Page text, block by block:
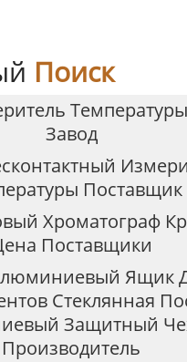
Поиск
Завод
Поставщик
Хроматограф
Поставщики
Ящик
Стеклянная
Защитный
Производитель